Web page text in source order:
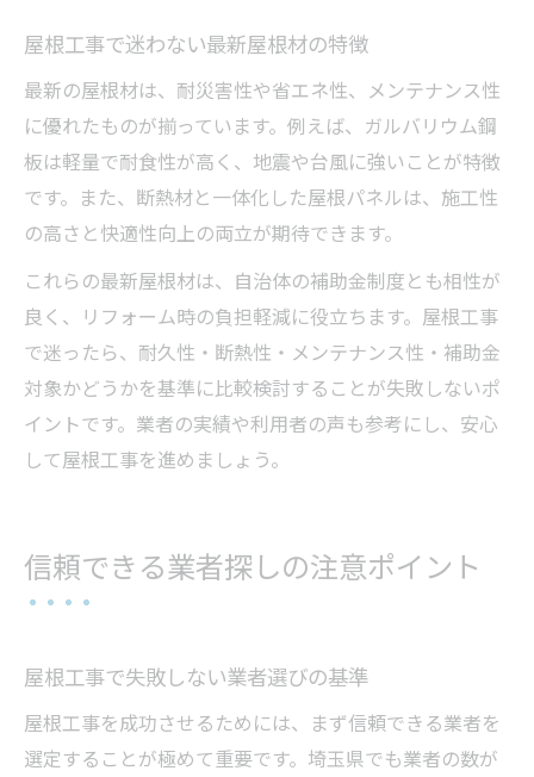
屋根工事で迷わない最新屋根材の特徴
最新の屋根材は、耐災害性や省エネ性、メンテナンス性
に優れたものが揃っています。例えば、ガルバリウム鋼
板は軽量で耐食性が高く、地震や台風に強いことが特徴
です。また、断熱材と一体化した屋根パネルは、施工性
の高さと快適性向上の両立が期待できます。
これらの最新屋根材は、自治体の補助金制度とも相性が
良く、リフォーム時の負担軽減に役立ちます。屋根工事
で迷ったら、耐久性・断熱性・メンテナンス性・補助金
対象かどうかを基準に比較検討することが失敗しないポ
イントです。業者の実績や利用者の声も参考にし、安心
して屋根工事を進めましょう。
信頼できる業者探しの注意ポイント
屋根工事で失敗しない業者選びの基準
屋根工事を成功させるためには、まず信頼できる業者を
選定することが極めて重要です。埼玉県でも業者の数が